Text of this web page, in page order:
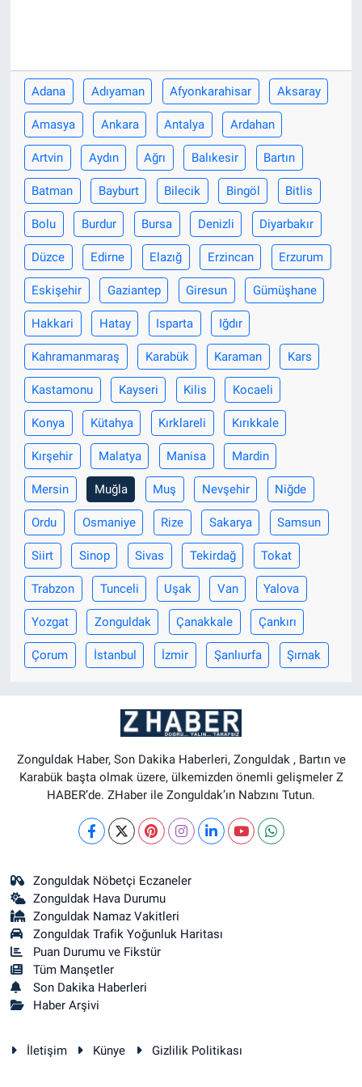
Adana Adıyaman Afyonkarahisar Aksaray
Amasya Ankara Antalya Ardahan
Artvin Aydın Ağrı Balıkesir Bartın
Batman Bayburt Bilecik Bingöl Bitlis
Bolu Burdur Bursa Denizli Diyarbakır
Düzce Edirne Elazığ Erzincan Erzurum
Eskişehir Gaziantep Giresun Gümüşhane
Hakkari Hatay Isparta Iğdır
Kahramanmaraş Karabük Karaman Kars
Kastamonu Kayseri Kilis Kocaeli
Konya Kütahya Kırklareli Kırıkkale
Kırşehir Malatya Manisa Mardin
Mersin Muğla Muş Nevşehir Niğde
Ordu Osmaniye Rize Sakarya Samsun
Siirt Sinop Sivas Tekirdağ Tokat
Trabzon Tunceli Uşak Van Yalova
Yozgat Zonguldak Çanakkale Çankırı
Çorum İstanbul İzmir Şanlıurfa Şırnak
Zonguldak Haber, Son Dakika Haberleri, Zonguldak , Bartın ve
Karabük başta olmak üzere, ülkemizden önemli gelişmeler Z
HABER’de. ZHaber ile Zonguldak’ın Nabzını Tutun.
Zonguldak Nöbetçi Eczaneler
Zonguldak Hava Durumu
Zonguldak Namaz Vakitleri
Zonguldak Trafik Yoğunluk Haritası
Puan Durumu ve Fikstür
Tüm Manşetler
Son Dakika Haberleri
Haber Arşivi
İletişim Künye Gizlilik Politikası